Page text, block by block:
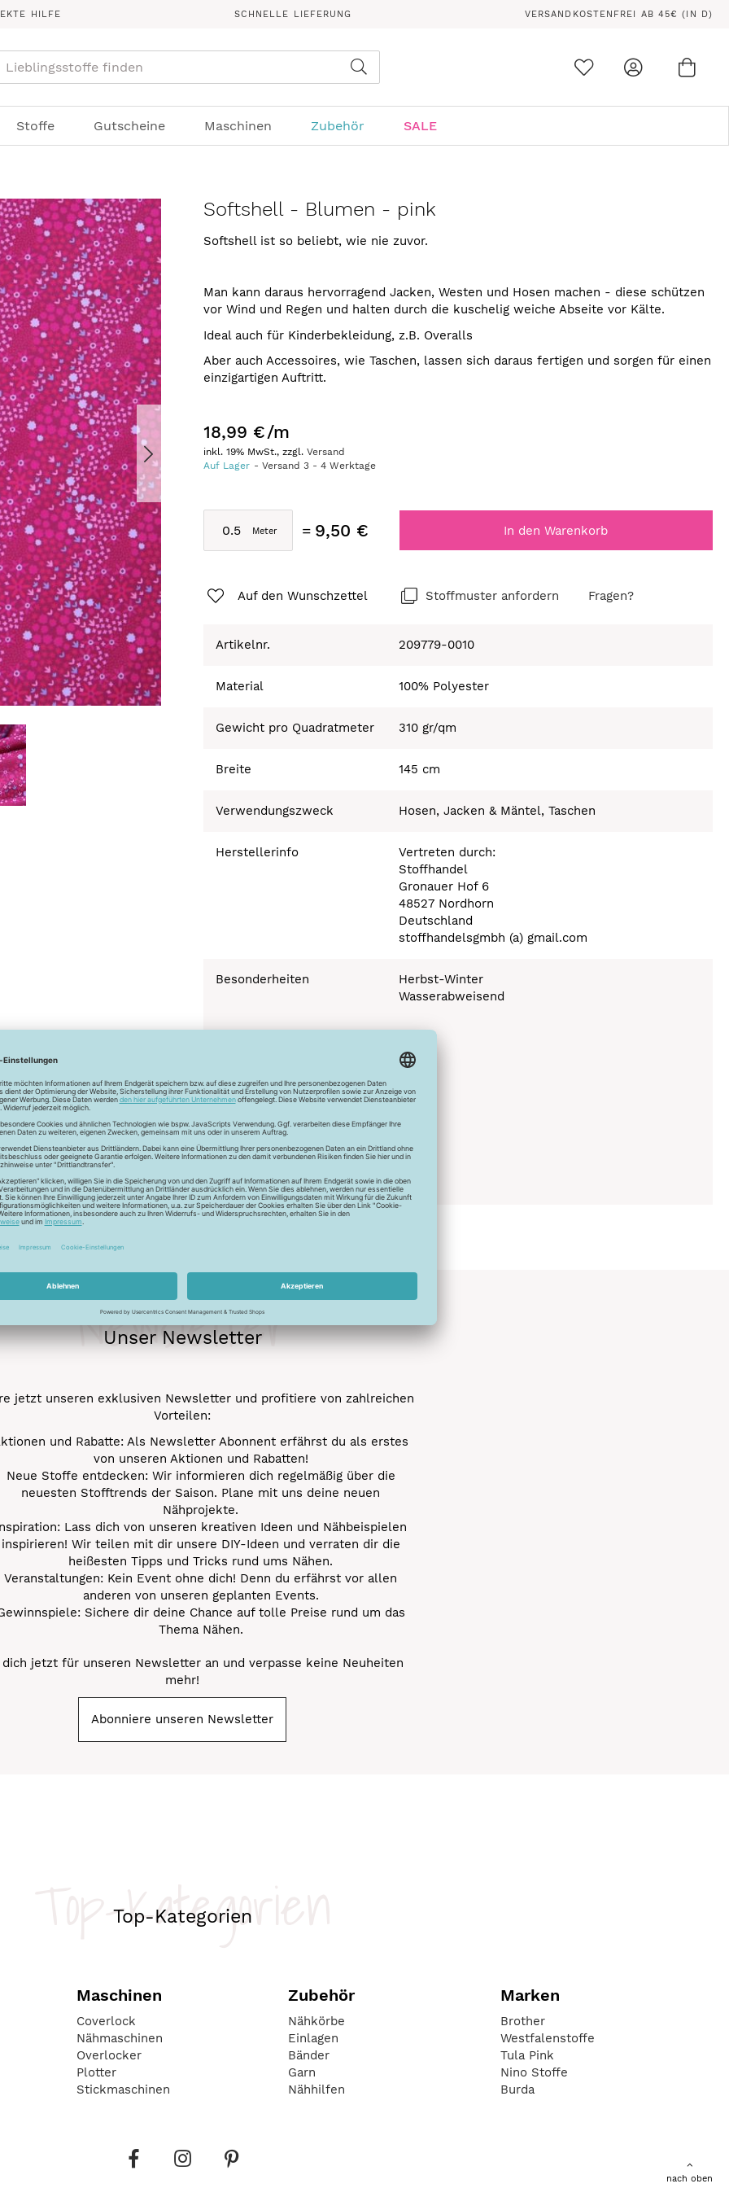
HILFE SCHNELLE LIEFERUNG VERSANDKOSTENFREI AB 45€ (IN D)
Stoffe Gutscheine Maschinen Zubehör SALE
Softshell - Blumen - pink
Softshell ist so beliebt, wie nie zuvor.
Man kann daraus hervorragend Jacken, Westen und Hosen machen - diese schützen
vor Wind und Regen und halten durch die kuschelig weiche Abseite vor Kälte.
Ideal auch für Kinderbekleidung, z.B. Overalls
Aber auch Accessoires, wie Taschen, lassen sich daraus fertigen und sorgen für einen
einzigartigen Auftritt.
18,99 €/m
inkl. 19% MwSt., zzgl.Versand
Auf Lager
Versand3 -4 Werktage
9,50 € In den Warenkorb
Auf den Wunschzettel Stoffmuster anfordern Fragen?
Artikelnr. 209779-0010
Material 100% Polyester
Gewicht pro Quadratmeter 310 gr/qm
Breite 145 cm
Verwendungszweck Hosen, Jacken & Mäntel, Taschen
Herstellerinfo
Vertreten durch:
Stoffhandel
Gronauer Hof 6
48527 Nordhorn
Deutschland
stoffhandelsgmbh (a) gmail.com
Besonderheiten
Herbst-Winter
Wasserabweisend
Bügeln bei geringer Stufe 110°C
Chemisch Reinigen nicht möglich
Schonwaschgang 30°C
Unser Newsletter
Newsletter
jetzt unseren exklusiven Newsletter und profitiere von zahlreichen
Vorteilen:
und Rabatte: Als Newsletter Abonnent erfährst du als erstes
von unseren Aktionen und Rabatten!
Neue Stoffe entdecken: Wir informieren dich regelmäßig über die
neuesten Stofftrends der Saison. Plane mit uns deine neuen
Nähprojekte.
Lass dich von unseren kreativen Ideen und Nähbeispielen
inspirieren! Wir teilen mit dir unsere DIY-Ideen und verraten dir die
heißesten Tipps und Tricks rund ums Nähen.
Veranstaltungen: Kein Event ohne dich! Denn du erfährst vor allen
anderen von unseren geplanten Events.
Sichere dir deine Chance auf tolle Preise rund um das
Thema Nähen.
dich jetzt für unseren Newsletter an und verpasse keine Neuheiten
mehr!
Abonniere unseren Newsletter
Top-Kategorien
Top-Kategorien
Maschinen
Coverlock
Nähmaschinen
Overlocker
Plotter
Stickmaschinen
Zubehör
Nähkörbe
Einlagen
Bänder
Garn
Nähhilfen
Marken
Brother
Westfalenstoffe
Tula Pink
Nino Stoffe
Burda
nach oben